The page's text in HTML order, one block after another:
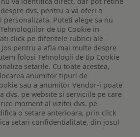
dvs. pentru a va oferi o
personalizata. Puteti alege sa nu
de tip Cookie in
click pe diferitele rubrici ale
pentru a afla mai multe despre
folosi Tehnologii de tip Cookie
setarile. Cu toate acestea,
anumitor tipuri de
sau a anumitor Vendor-i poate
dvs. pe website si serviciile pe care
moment al vizitei dvs. pe
o setare anterioara, prin click
setari confidentialitate, din josul